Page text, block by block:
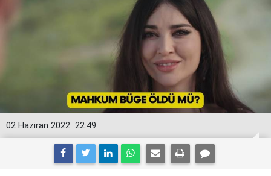
22:49
02 Haziran 2022